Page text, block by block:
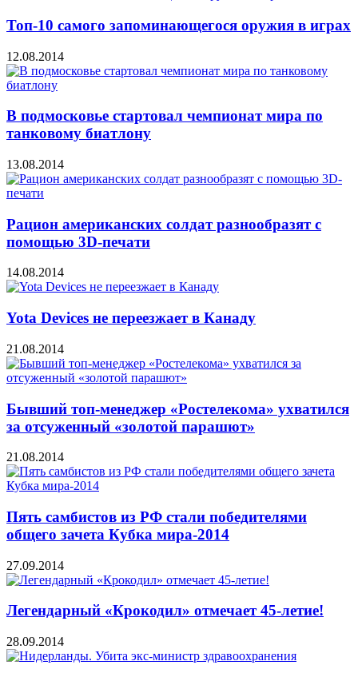
Топ-10 самого запоминающегося оружия в играх
12.08.2014
В подмосковье стартовал чемпионат мира по
танковому биатлону
13.08.2014
Рацион американских солдат разнообразят с
помощью 3D-печати
14.08.2014
Yota Devices не переезжает в Канаду
21.08.2014
Бывший топ-менеджер «Ростелекома» ухватился
за отсуженный «золотой парашют»
21.08.2014
Пять самбистов из РФ стали победителями
общего зачета Кубка мира-2014
27.09.2014
Легендарный «Крокодил» отмечает 45-летие!
28.09.2014